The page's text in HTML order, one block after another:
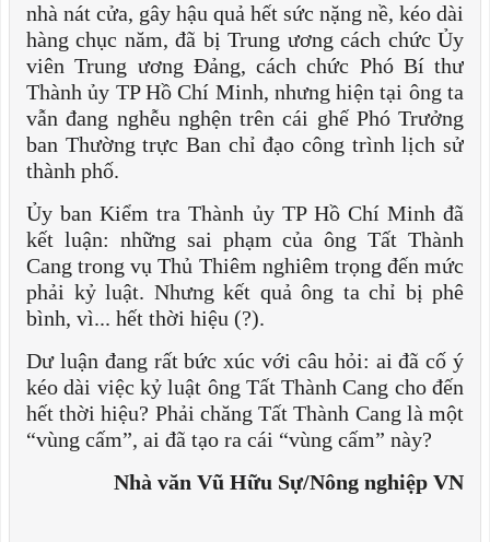
nhà nát cửa, gây hậu quả hết sức nặng nề, kéo dài
hàng chục năm, đã bị Trung ương cách chức Ủy
viên Trung ương Đảng, cách chức Phó Bí thư
Thành ủy TP Hồ Chí Minh, nhưng hiện tại ông ta
vẫn đang nghễu nghện trên cái ghế Phó Trưởng
ban Thường trực Ban chỉ đạo công trình lịch sử
thành phố.
Ủy ban Kiểm tra Thành ủy TP Hồ Chí Minh đã
kết luận: những sai phạm của ông Tất Thành
Cang trong vụ Thủ Thiêm nghiêm trọng đến mức
phải kỷ luật. Nhưng kết quả ông ta chỉ bị phê
bình, vì... hết thời hiệu (?).
Dư luận đang rất bức xúc với câu hỏi: ai đã cố ý
kéo dài việc kỷ luật ông Tất Thành Cang cho đến
hết thời hiệu? Phải chăng Tất Thành Cang là một
“vùng cấm”, ai đã tạo ra cái “vùng cấm” này?
Nhà văn Vũ Hữu Sự/Nông nghiệp VN